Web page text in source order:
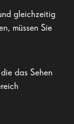
gleichzeitig
müssen Sie
das Sehen